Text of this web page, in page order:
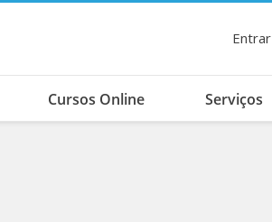
Entrar
Cursos Online Serviços